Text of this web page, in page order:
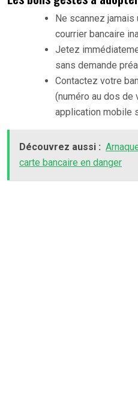
Ne scannez jamais
courrier bancaire
Jetez
sans demande
Contactez votre
(numéro au dos de
application mobile
Découvrez aussi :
carte bancaire en danger